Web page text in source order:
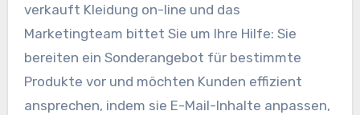
verkauft Kleidung on-line und das
Marketingteam bittet Sie um Ihre Hilfe: Sie
bereiten ein Sonderangebot für bestimmte
Produkte vor und möchten Kunden effizient
ansprechen, indem sie E-Mail-Inhalte anpassen,